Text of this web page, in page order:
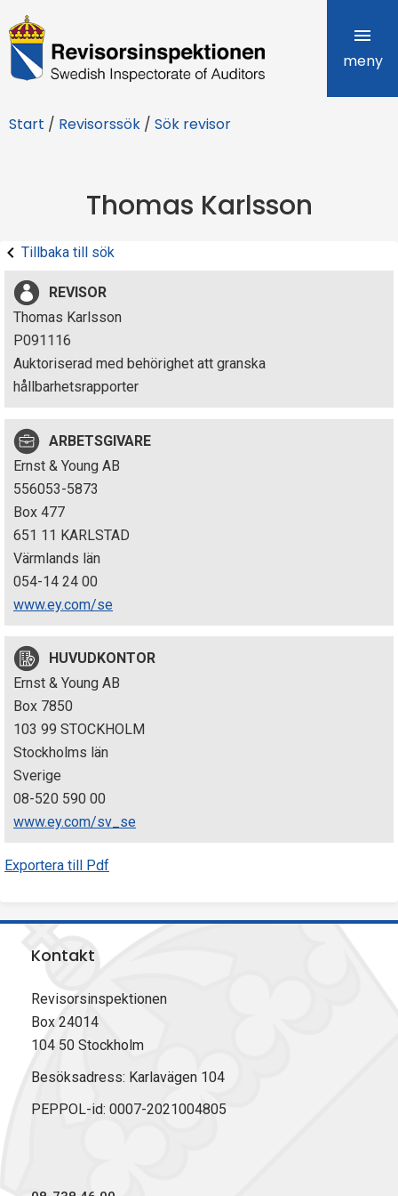
R
e
i
r
s
i
n
s
p
e
k
t
i
o
n
e
n
meny
Start / Revisorssök / Sök revisor
Thomas Karlsson
Tillbaka till sök
REVISOR
Thomas Karlsson
P091116
Auktoriserad med behörighet att granska
hållbarhetsrapporter
ARBETSGIVARE
Ernst & Young AB
556053-5873
Box 477
651 11 KARLSTAD
Värmlands län
054-14 24 00
www.ey.com/se
HUVUDKONTOR
Ernst & Young AB
Box 7850
103 99 STOCKHOLM
Stockholms län
Sverige
08-520 590 00
www.ey.com/sv_se
Exportera till Pdf
Kontakt
Revisorsinspektionen
Box 24014
104 50 Stockholm
Besöksadress: Karlavägen 104
PEPPOL-id: 0007-2021004805